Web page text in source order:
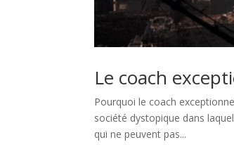
Le coach
Pourquoi le coach
société dystopique dans
qui ne peuvent pas...